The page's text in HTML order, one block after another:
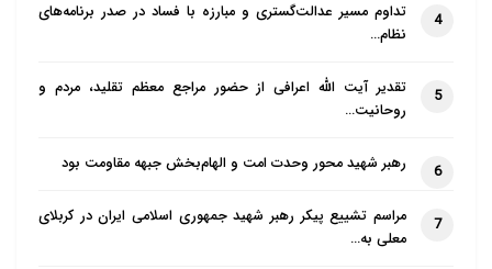
4
تداوم مسیر عدالت‌گستری و مبارزه با فساد در صدر برنامه‌های
نظام…
5
تقدیر آیت الله اعرافی از حضور مراجع معظم تقلید، مردم و
روحانیت…
6 رهبر شهید محور وحدت امت و الهام‌بخش جبهه مقاومت بود
7
مراسم تشییع پیکر رهبر شهید جمهوری اسلامی ایران در کربلای
معلی به…